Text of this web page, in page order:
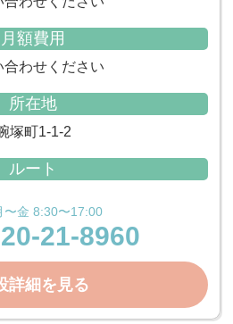
月額費用
合わせください
所在地
塚町1-1-2
ルート
〜金 8:30〜17:00
21-8960
詳細を見る